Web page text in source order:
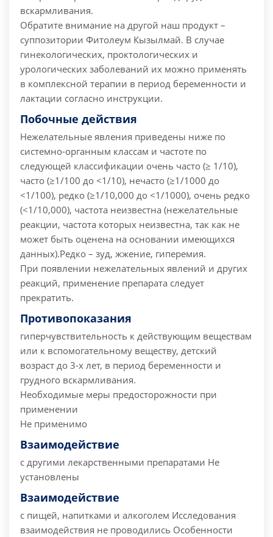
вскармливания.
Обратите внимание на другой наш продукт –
суппозитории Фитолеум Кызылмай. В случае
гинекологических, проктологических и
урологических заболеваний их можно применять
в комплексной терапии в период беременности и
лактации согласно инструкции.
Побочные действия
Нежелательные явления приведены ниже по
системно-органным классам и частоте по
следующей классификации очень часто (≥ 1/10),
часто (≥1/100 до <1/10), нечасто (≥1/1000 до
<1/100), редко (≥1/10,000 до <1/1000), очень редко
(<1/10,000), частота неизвестна (нежелательные
реакции, частота которых неизвестна, так как не
может быть оценена на основании имеющихся
данных).Редко – зуд, жжение, гиперемия.
При появлении нежелательных явлений и других
реакций, применение препарата следует
прекратить.
Противопоказания
гиперчувствительность к действующим веществам
или к вспомогательному веществу, детский
возраст до 3-х лет, в период беременности и
грудного вскармливания.
Необходимые меры предосторожности при
применении
Не применимо
Взаимодействие
с другими лекарственными препаратами Не
установлены
Взаимодействие
с пищей, напитками и алкоголем Исследования
взаимодействия не проводились Особенности